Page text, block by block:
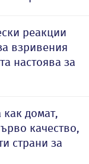
реакции
взривения
настоява за
домат,
качество,
страни за